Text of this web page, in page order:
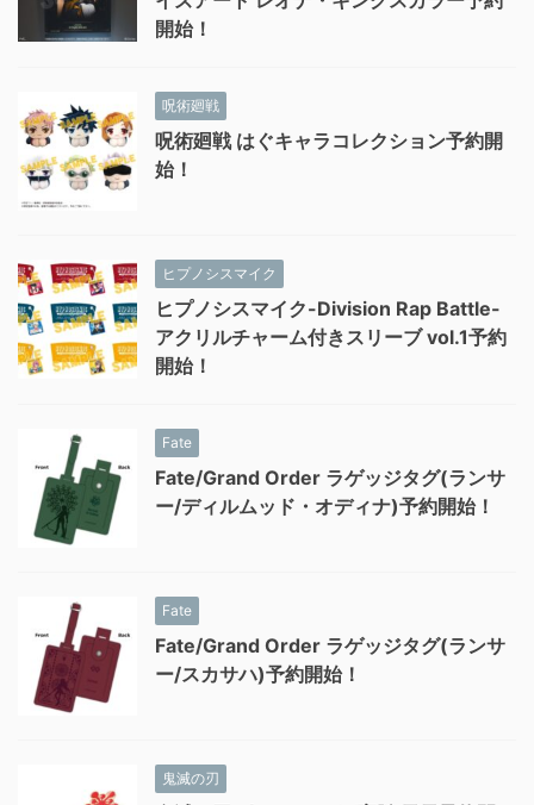
開始！
呪術廻戦
呪術廻戦 はぐキャラコレクション予約開
始！
ヒプノシスマイク
ヒプノシスマイク-Division Rap Battle-
アクリルチャーム付きスリーブ vol.1予約
開始！
Fate
Fate/Grand Order ラゲッジタグ(ランサ
ー/ディルムッド・オディナ)予約開始！
Fate
Fate/Grand Order ラゲッジタグ(ランサ
ー/スカサハ)予約開始！
鬼滅の刃